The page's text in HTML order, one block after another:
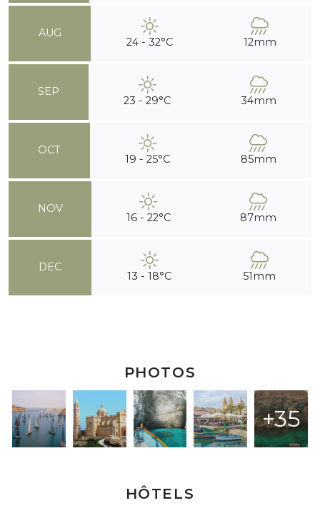
AUG
24 - 32°C 12mm
SEP
23 - 29°C 34mm
OCT
19 - 25°C 85mm
NOV
16 - 22°C 87mm
DEC
13 - 18°C 51mm
PHOTOS
+35
HÔTELS